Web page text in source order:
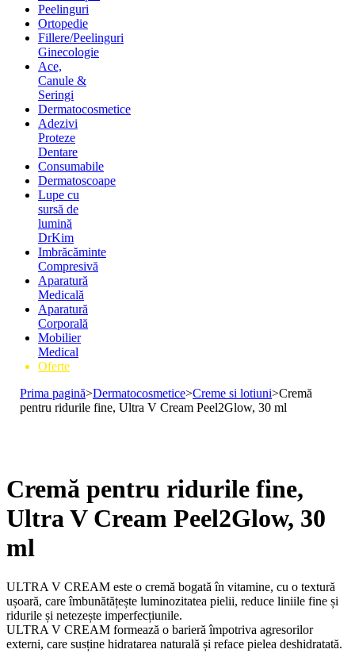
Mezoterapie
Peelinguri
Ortopedie
Fillere/Peelinguri
Ginecologie
Ace,
Canule &
Seringi
Dermatocosmetice
Adezivi
Proteze
Dentare
Consumabile
Dermatoscoape
Lupe cu
sursă de
lumină
DrKim
Imbrăcăminte
Compresivă
Aparatură
Medicală
Aparatură
Corporală
Mobilier
Medical
Prima pagină> Dermatocosmetice>Creme si lotiuni >Cremă
Cremă pentru ridurile fine,
Ultra V Cream Peel2Glow, 30
ml
ULTRA V CREAM este o cremă bogată în vitamine, cu o textură
ușoară, care îmbunătățește luminozitatea pielii, reduce liniile fine și
ridurile și netezește imperfecțiunile.
ULTRA V CREAM formează o barieră împotriva agresorilor